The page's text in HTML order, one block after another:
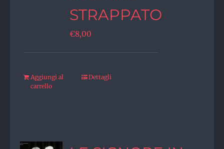
STRAPPATO
€8,00
Aggiungi al
carrello
Dettagli